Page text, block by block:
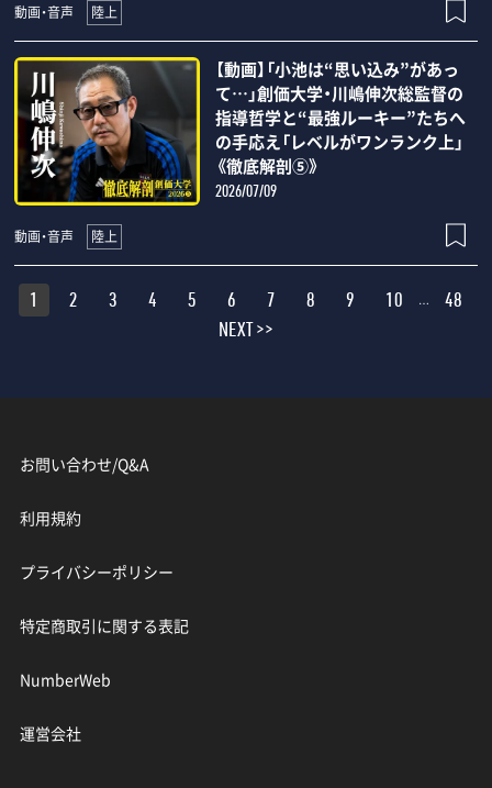
動画・音声 陸上
【動画】「小池は“思い込み”があっ
て…」創価大学・川嶋伸次総監督の
指導哲学と“最強ルーキー”たちへ
の手応え「レベルがワンランク上」
《徹底解剖⑤》
2026/07/09
動画・音声 陸上
1 2 3 4 5 6 7 8 9 10 …
48
NEXT >>
お問い合わせ/Q&A
利用規約
プライバシーポリシー
特定商取引に関する表記
NumberWeb
運営会社